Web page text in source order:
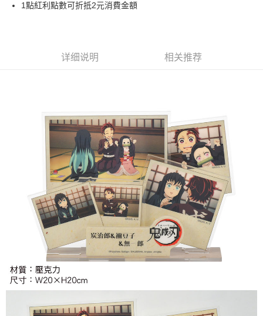
悠遊付
全家取貨付款
每笔NT$65，满NT$1,300(含以上)免运费
付款後全家取貨
每笔NT$65，满NT$1,300(含以上)免运费
(不開放使用，請勿選取）
每笔NT$9,999
7-11取貨付款
每笔NT$65，满NT$1,300(含以上)免运费
付款後7-11取貨
每笔NT$65，满NT$1,300(含以上)免运费
宅配-木棉花樂園專用
1點紅利點數可折抵2元消費金額
详细说明 相关推荐